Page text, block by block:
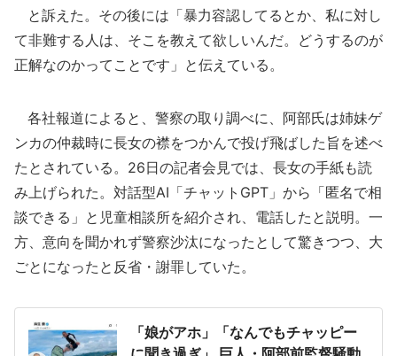
と訴えた。その後には「暴力容認してるとか、私に対し
て非難する人は、そこを教えて欲しいんだ。どうするのが
正解なのかってことです」と伝えている。
各社報道によると、警察の取り調べに、阿部氏は姉妹ゲ
ンカの仲裁時に長女の襟をつかんで投げ飛ばした旨を述べ
たとされている。26日の記者会見では、長女の手紙も読
み上げられた。対話型AI「チャットGPT」から「匿名で相
談できる」と児童相談所を紹介され、電話したと説明。一
方、意向を聞かれず警察沙汰になったとして驚きつつ、大
ごとになったと反省・謝罪していた。
「娘がアホ」「なんでもチャッピー